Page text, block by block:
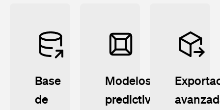
Base
de
Modelos
predictivos